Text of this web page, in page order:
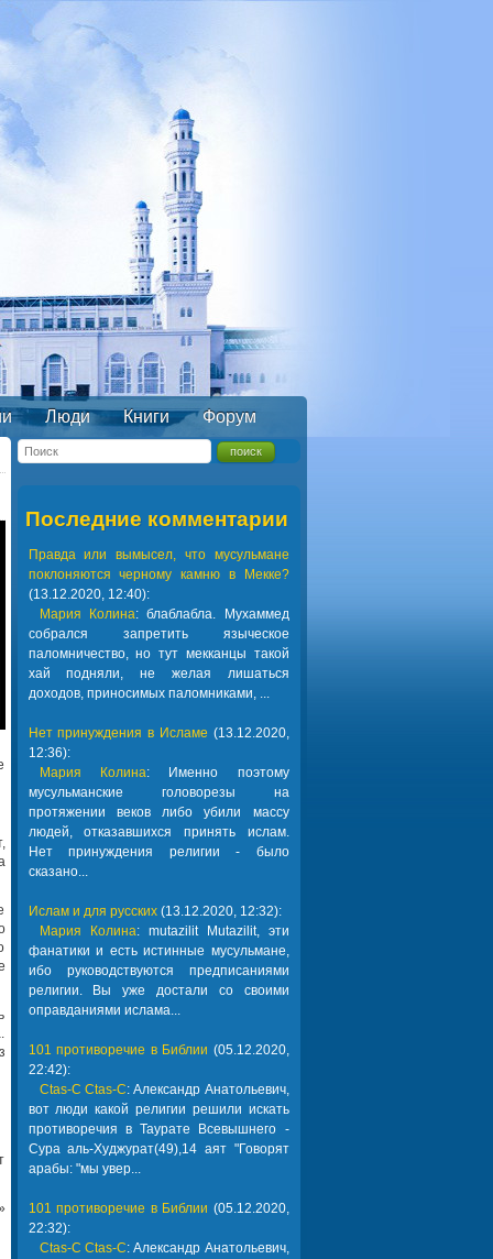
Люди Книги Форум
Последние комментарии
Правда или вымысел, что мусульмане
поклоняются черному камню в Мекке?
(13.12.2020, 12:40):
Мария Колина: блаблабла. Мухаммед
собрался запретить языческое
паломничество, но тут мекканцы такой
хай подняли, не желая лишаться
доходов, приносимых паломниками, ...
Нет принуждения в Исламе (13.12.2020,
12:36):
Мария Колина: Именно поэтому
мусульманские головорезы на
протяжении веков либо убили массу
людей, отказавшихся принять ислам.
Нет принуждения религии - было
сказано...
Ислам и для русских(13.12.2020, 12:32):
Мария Колина: mutazilit Mutazilit, эти
фанатики и есть истинные мусульмане,
ибо руководствуются предписаниями
религии. Вы уже достали со своими
оправданиями ислама...
101 противоречие в Библии (05.12.2020,
22:42):
Ctas-C Ctas-C: Александр Анатольевич,
вот люди какой религии решили искать
противоречия в Таурате Всевышнего -
Сура аль-Худжурат(49),14 аят "Говорят
арабы: "мы увер...
101 противоречие в Библии (05.12.2020,
22:32):
Ctas-C Ctas-C: Александр Анатольевич,